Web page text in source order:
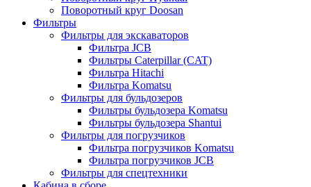
Поворотный круг Doosan
Фильтры
Фильтры для экскаваторов
Фильтра JCB
Фильтры Caterpillar (CAT)
Фильтра Hitachi
Фильтра Komatsu
Фильтры для бульдозеров
Фильтры бульдозера Komatsu
Фильтры бульдозера Shantui
Фильтры для погрузчиков
Фильтра погрузчиков Komatsu
Фильтра погрузчиков JCB
Фильтры для спецтехники